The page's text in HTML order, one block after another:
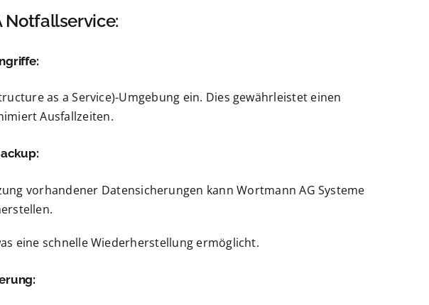
Notfallservice:
as a Service)-Umgebung ein. Dies gewährleistet einen
Ausfallzeiten.
vorhandener Datensicherungen kann Wortmann AG Systeme
eine schnelle Wiederherstellung ermöglicht.